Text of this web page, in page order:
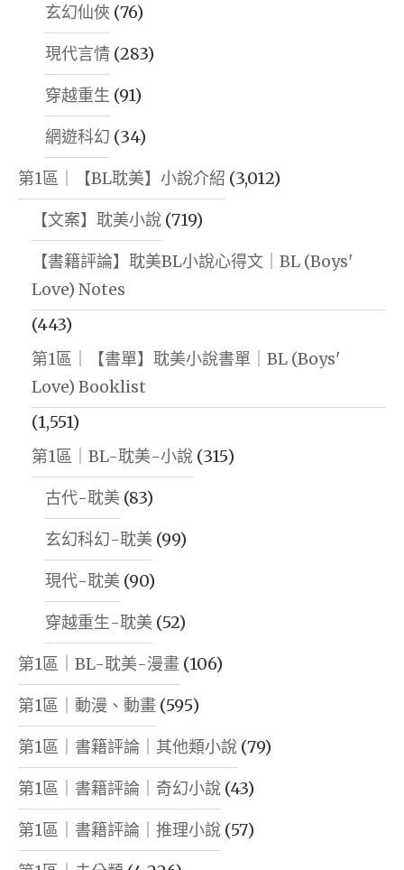
玄幻仙俠 (76)
現代言情 (283)
穿越重生 (91)
網遊科幻 (34)
第1區｜【BL耽美】小說介紹 (3,012)
【文案】耽美小說 (719)
【書籍評論】耽美BL小說心得文｜BL (Boys'
Love) Notes
(443)
第1區｜【書單】耽美小說書單｜BL (Boys'
Love) Booklist
(1,551)
第1區｜BL-耽美-小說 (315)
古代-耽美 (83)
玄幻科幻-耽美 (99)
現代-耽美 (90)
穿越重生-耽美 (52)
第1區｜BL-耽美-漫畫 (106)
第1區｜動漫、動畫 (595)
第1區｜書籍評論｜其他類小說 (79)
第1區｜書籍評論｜奇幻小說 (43)
第1區｜書籍評論｜推理小說 (57)